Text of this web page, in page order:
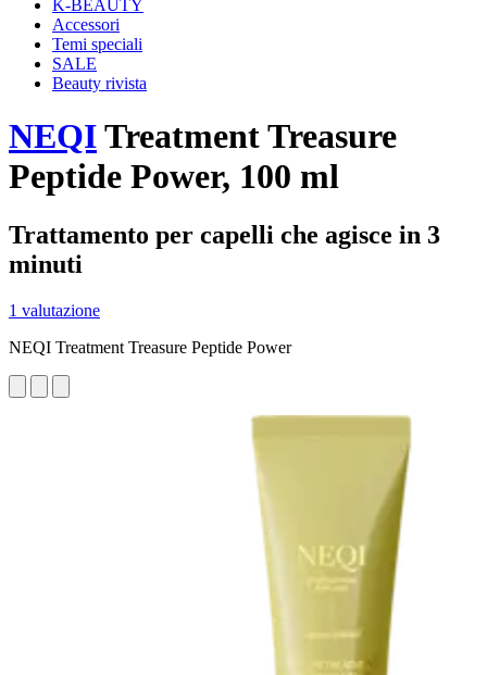
K-BEAUTY
Accessori
Temi speciali
SALE
Beauty rivista
NEQITreatment Treasure
Peptide Power, 100 ml
Trattamento per capelli che agisce in 3
minuti
1 valutazione
NEQI Treatment Treasure Peptide Power